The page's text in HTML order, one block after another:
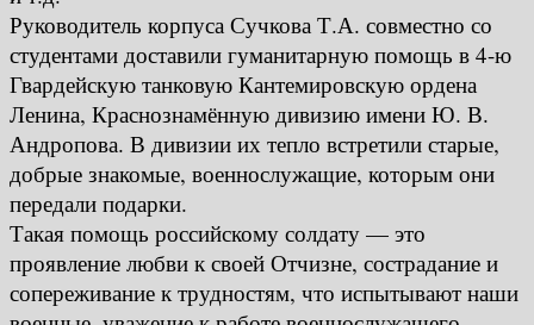
Руководитель корпуса Сучкова Т.А. совместно со
студентами доставили гуманитарную помощь в 4-ю
Гвардейскую танковую Кантемировскую ордена
Ленина, Краснознамённую дивизию имени Ю. В.
Андропова. В дивизии их тепло встретили старые,
добрые знакомые, военнослужащие, которым они
передали подарки.
Такая помощь российскому солдату — это
проявление любви к своей Отчизне, сострадание и
сопереживание к трудностям, что испытывают наши